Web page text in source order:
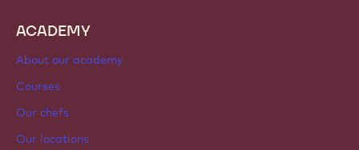
ACADEMY
About our academy
Courses
Our chefs
Our locations